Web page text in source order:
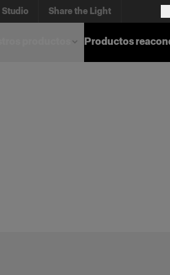
Studio Share the Light
Productos